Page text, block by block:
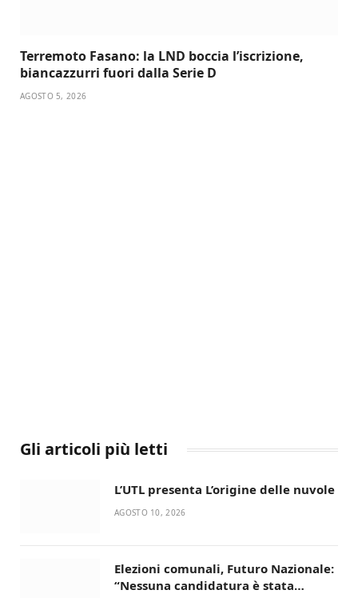
Terremoto Fasano: la LND boccia l’iscrizione,
biancazzurri fuori dalla Serie D
AGOSTO 5, 2026
Gli articoli più letti
L’UTL presenta L’origine delle nuvole
AGOSTO 10, 2026
Elezioni comunali, Futuro Nazionale:
“Nessuna candidatura è stata